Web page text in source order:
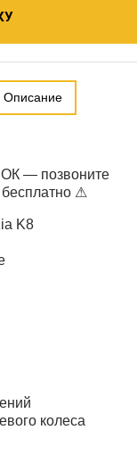
Описание
— позвоните
⚠
K8
колеса